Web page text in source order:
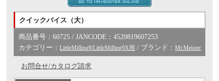
クイックバイス（大）
商品番号：60725 / JANCODE：4520819607253
カテゴリー：LittleMilling9/LittleMilling9X用 / ブランド：Mr.Meister
お問合せ/カタログ請求